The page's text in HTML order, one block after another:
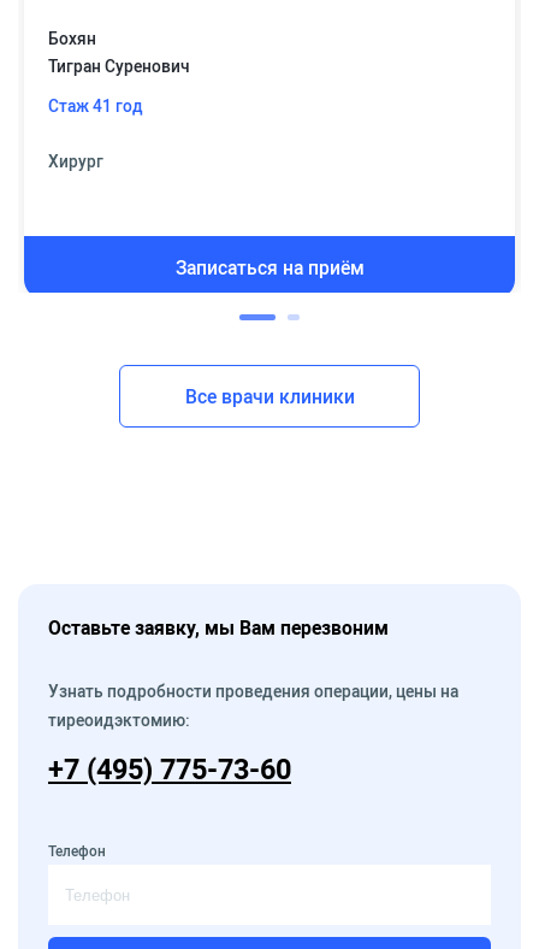
Бохян
Тигран Суренович
Стаж 41 год
Хирург
Записаться на приём
Все врачи клиники
Оставьте заявку, мы Вам перезвоним
Узнать подробности проведения операции, цены на
тиреоидэктомию:
+7 (495) 775-73-60
Телефон